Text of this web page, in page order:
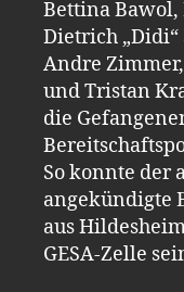
Bettina
Dietrich
Andre
und Tristan
die
So konnte der
angekündigte
aus
GESA-Zelle